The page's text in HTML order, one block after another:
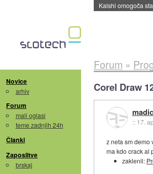
Kalshi omogoča
Novice
arhiv
Forum
mali oglasi
teme zadnjih 24h
Članki
Zaposlitve
brskaj
Forum »
Corel Draw
:: 17.
z neta sm demo
ma kdo crack al
zaklenil: